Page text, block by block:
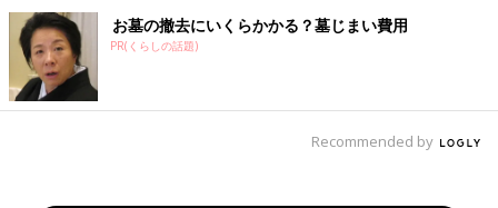
■締め付けない機能と肌ざわりがしっとりで気持ち
いい
お墓の撤去にいくらかかる？墓じまい費用
PR(くらしの話題)
Recommended by